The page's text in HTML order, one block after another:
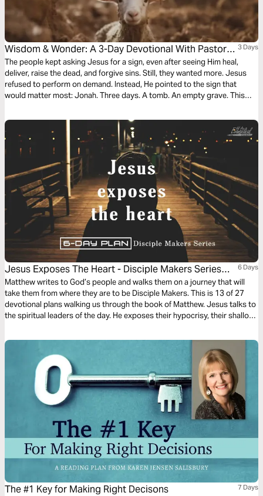
Wisdom & Wonder: A 3-Day Devotional With Pastor
Philip Anthony Mitchell
3 Days
The people kept asking Jesus for a sign, even after seeing Him heal,
deliver, raise the dead, and forgive sins. Still, they wanted more. Jesus
refused to perform on demand. Instead, He pointed to the sign that
would matter most: Jonah. Three days. A tomb. An empty grave. This
we been chasing experiences when God has already given us the
resurrection? Three days. One Christ. The only sign we will ever need. Be
challenged. Be stirred. Be mature. Be inspired.
Jesus Exposes The Heart - Disciple Makers Series
#13
6 Days
Matthew writes to God’s people and walks them on a journey that will
take them from where they are to be Disciple Makers. This is 13 of 27
devotional plans walking us through the book of Matthew. Jesus talks to
the spiritual leaders of the day. He exposes their hypocrisy, their shallow
The #1 Key for Making Right Decisons 7 Days